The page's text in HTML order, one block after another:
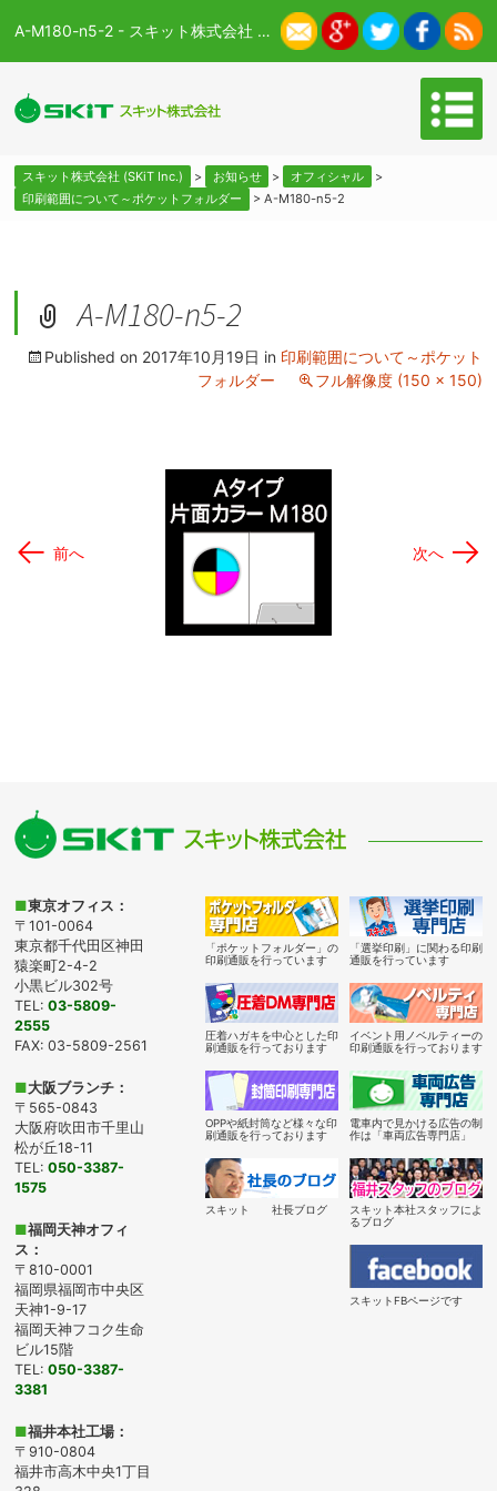
A-M180-n5-2 - スキット株式会社 (SKiT Inc.)
スキット株式会社 (SKiT Inc.) > お知らせ > オフィシャル
>
印刷範囲について～ポケットフォルダー
> A-M180-n5-2
A-M180-n5-2
Published on 2017年10月19日 in 印刷範囲について～ポケット
フォルダー
フル解像度 (150 × 150)
← 前へ 次へ →
■東京オフィス：
〒101-0064
東京都千代田区神田
猿楽町2-4-2
小黒ビル302号
TEL:03-5809-
2555
FAX: 03-5809-2561
■大阪ブランチ：
〒565-0843
大阪府吹田市千里山
松が丘18-11
TEL:050-3387-
1575
■福岡天神オフィ
ス：
〒810-0001
福岡県福岡市中央区
天神1-9-17
福岡天神フコク生命
ビル15階
TEL:050-3387-
3381
■福井本社工場：
〒910-0804
福井市高木中央1丁目
「ポケットフォルダー」の
印刷通販を行っています
「選挙印刷」に関わる印刷
通販を行っています
圧着ハガキを中心とした印
刷通販を行っております
イベント用ノベルティーの
印刷通販を行っております
OPPや紙封筒など様々な印
刷通販を行っております
電車内で見かける広告の制
作は「車両広告専門店」
スキット 社長ブログ
スキット本社スタッフによ
るブログ
スキットFBページです